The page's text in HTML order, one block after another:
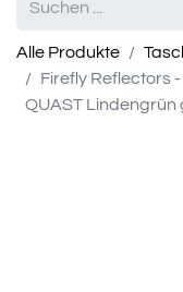
Alle Produkte
Firefly Reflectors
QUAST Lindengrün